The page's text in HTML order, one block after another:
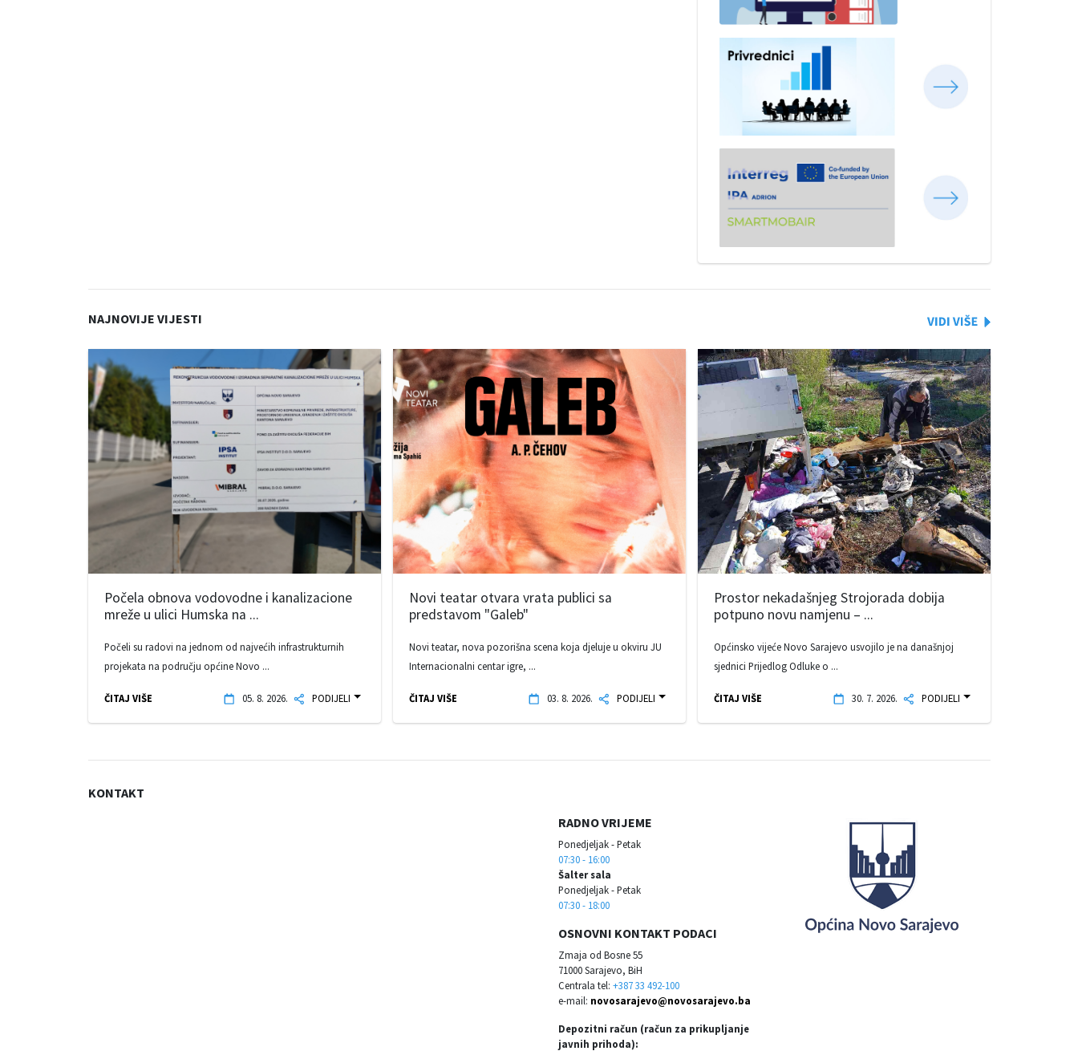
NAJNOVIJE VIJESTI
Počela obnova vodovodne i kanalizacione
mreže u ulici Humska na ...
Počeli su radovi na jednom od najvećih infrastrukturnih
projekata na području općine Novo ...
ČITAJ VIŠE 05. 8. 2026. PODIJELI
Novi teatar otvara vrata publici sa
predstavom "Galeb"
Novi teatar, nova pozorišna scena koja djeluje u okviru JU
Internacionalni centar igre, ...
ČITAJ VIŠE 03. 8. 2026. PODIJELI
Prostor nekadašnjeg Strojorada dobija
potpuno novu namjenu – ...
Općinsko vijeće Novo Sarajevo usvojilo je na današnjoj
sjednici Prijedlog Odluke o ...
ČITAJ VIŠE 30. 7. 2026. PODIJELI
KONTAKT
RADNO VRIJEME
Ponedjeljak - Petak
07:30 - 16:00
Šalter sala
Ponedjeljak - Petak
07:30 - 18:00
OSNOVNI KONTAKT PODACI
Zmaja od Bosne 55
71000 Sarajevo, BiH
Centrala tel: +387 33 492-100
e-mail: novosarajevo@novosarajevo.ba
Depozitni račun (račun za prikupljanje
javnih prihoda):